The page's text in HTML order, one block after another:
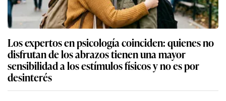
Los expertos en psicología coinciden: quienes no
disfrutan de los abrazos tienen una mayor
sensibilidad a los estímulos físicos y no es por
desinterés